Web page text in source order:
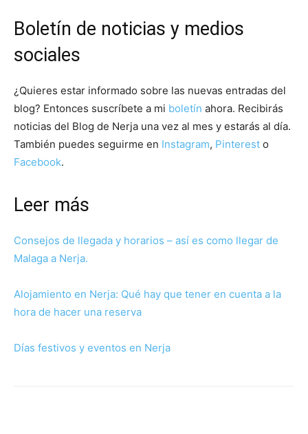
Boletín de noticias y medios
sociales
¿Quieres estar informado sobre las nuevas entradas del
blog? Entonces suscríbete a mi boletín ahora. Recibirás
noticias del Blog de Nerja una vez al mes y estarás al día.
También puedes seguirme en Instagram, Pinterest o
Facebook.
Leer más
Consejos de llegada y horarios – así es como llegar de
Malaga a Nerja.
Alojamiento en Nerja: Qué hay que tener en cuenta a la
hora de hacer una reserva
Días festivos y eventos en Nerja